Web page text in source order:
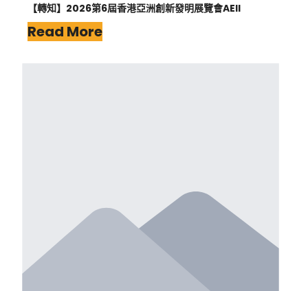
【轉知】2026第6屆香港亞洲創新發明展覽會AEII
Read More